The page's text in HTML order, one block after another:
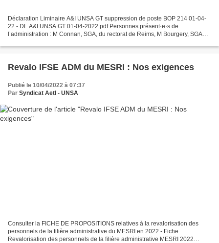
Déclaration Liminaire A&I UNSA GT suppression de poste BOP 214 01-04-
22 - DL A&I UNSA GT 01-04-2022.pdf Personnes présent·e·s de
l’administration : M Connan, SGA, du rectorat de Reims, M Bourgery, SGAA
Revalo IFSE ADM du MESRI : Nos exigences
Publié le 10/04/2022 à 07:37
Par Syndicat AetI - UNSA
Consulter la FICHE DE PROPOSITIONS relatives à la revalorisation des
personnels de la filière administrative du MESRI en 2022 - Fiche
Revalorisation des personnels de la filière administrative MESRI 2022